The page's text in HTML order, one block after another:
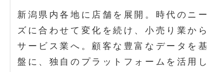
新潟県内各地に店舗を展開。時代のニー
ズに合わせて変化を続け、小売り業から
サービス業へ。顧客な豊富なデータを基
盤に、独自のプラットフォームを活用し